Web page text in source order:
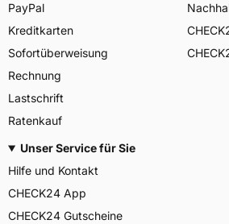
PayPal
Kreditkarten
Sofortüberweisung
Rechnung
Lastschrift
Ratenkauf
Unser Service für Sie
Hilfe und Kontakt
CHECK24 App
CHECK24 Gutscheine